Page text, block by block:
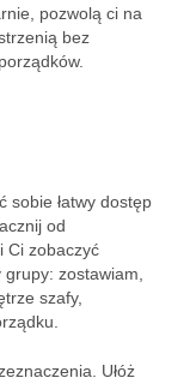
pozwolą ci na
bez
sobie łatwy dostęp
od
Ci zobaczyć
zostawiam,
szafy,
Ułóż